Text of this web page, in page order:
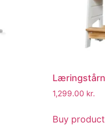
1,299.00 kr.
Buy product